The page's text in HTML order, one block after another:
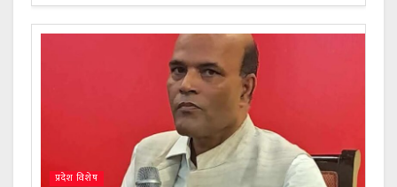
प्रदेश विशेष